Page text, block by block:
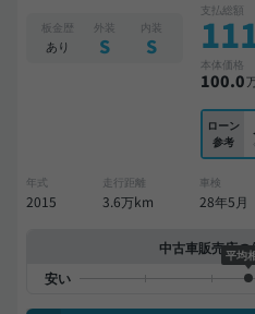
板金歴
あり
外装
S
内装
S
支払総額
本体価格
100.0
ローン
参考
年式
2015
走行距離
3.6万km
車検
28年5月
中古車販売店平均